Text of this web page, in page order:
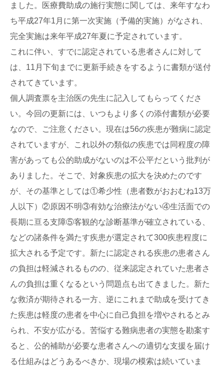
ました。医療費助成の施行実態に関しては、来年すなわ
ち平成27年1月に第一次実施（予備的実施）がなされ、
完全実施は来年平成27年夏に予定されています。
これに伴い、すでに認定されている患者さんに対して
は、11月下旬までに更新手続きをするように書類が送付
されてきています。
個人調査票を主治医の先生に記入してもらってくださ
い。今回の更新には、いつもより多くの添付書類が必要
なので、ご注意ください。現在は56の疾患が難病に認定
されていますが、これ以外の類似の疾患では同程度の障
害があっても公的助成がないのは不公平だという批判が
ありました。そこで、対象疾患の拡大を決めたのです
が、その基準としては①希少性（患者数がおおむね13万
人以下）②原因不明③有効な治療法がない④生活面での
長期に亘る支障⑤客観的な診断基準が確立されている、
などの諸条件を満たす疾患が選定されて300疾患程度に
拡大される予定です。新たに認定される疾患の患者さん
の負担は軽減されるものの、従来認定されていた患者さ
んの負担は重くなるという問題点も出てきました。新た
な救済が期待される一方、逆にこれまで助成を受けてき
た疾患は軽度の患者を中心に自己負担を増やされるとみ
られ、不安が広がる。苦悩する難病患者の実態を勘案す
ると、公的補助が必要な患者さんへの適切な支援を届け
る仕組みはどうあるべきか、現場の模索は続いていま